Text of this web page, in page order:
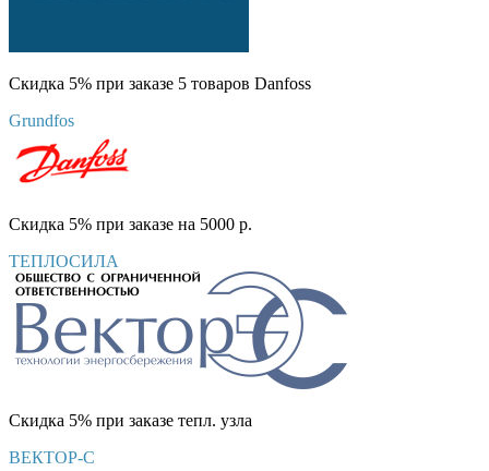
Скидка 5% при заказе 5 товаров Danfoss
Grundfos
Скидка 5% при заказе на 5000 р.
ТЕПЛОСИЛА
Скидка 5% при заказе тепл. узла
ВЕКТОР-С